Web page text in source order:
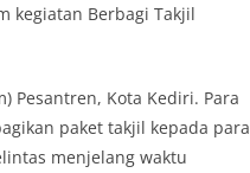
kegiatan Berbagi Takjil
Pesantren, Kota Kediri. Para
paket takjil kepada para
menjelang waktu